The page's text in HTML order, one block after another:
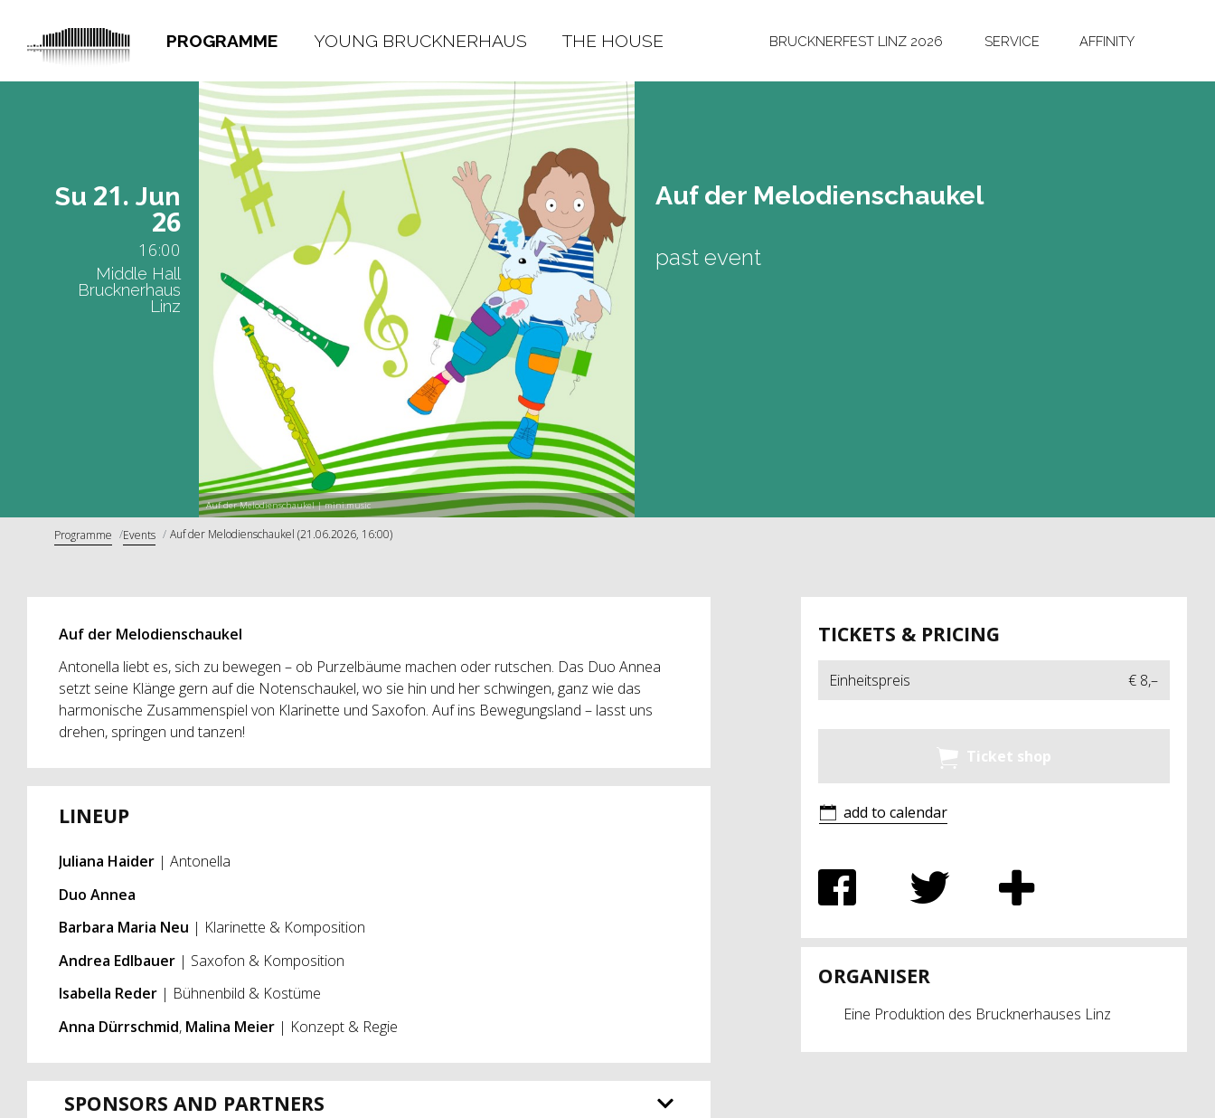
PROGRAMME YOUNG BRUCKNERHAUS THE HOUSE BRUCKNERFEST LINZ 2026 SERVICE AFFINITY
Auf der Melodienschaukel | mini.music
Su 21. Jun
26
16:00
Middle Hall
Brucknerhaus
Linz
Auf der Me­lo­dienschau­kel
past event
Programme Events Auf der Melodienschaukel (21.06.2026, 16:00)
Auf der Melodienschaukel
Antonella liebt es, sich zu bewegen – ob Purzelbäume machen oder rutschen. Das Duo Annea
setzt seine Klänge gern auf die Notenschaukel, wo sie hin und her schwingen, ganz wie das
harmonische Zusammenspiel von Klarinette und Saxofon. Auf ins Bewegungsland – lasst uns
drehen, springen und tanzen!
LINEUP
Juliana Haider | Antonella
Duo Annea
Barbara Maria Neu | Klarinette & Komposition
Andrea Edlbauer | Saxofon & Komposition
Isabella Reder | Bühnenbild & Kostüme
Anna Dürrschmid, Malina Meier | Konzept & Regie
SPONSORS AND PARTNERS
TICKETS & PRICING
Einheitspreis € 8,–
Ticket shop
add to calendar
ORGANISER
Eine Produktion des Brucknerhauses Linz